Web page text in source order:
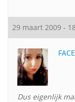
29 maart 2009 -
Dus eigenlijk